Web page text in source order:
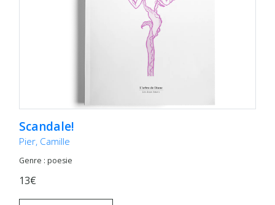
Scandale!
Pier, Camille
Genre : poesie
13€